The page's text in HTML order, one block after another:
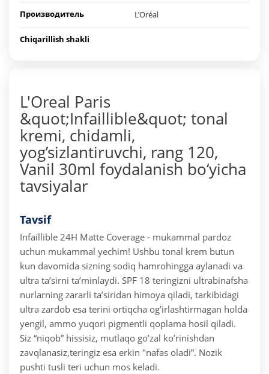
Производитель L’Oréal
Chiqarillish shakli
L'Oreal Paris
&quot;Infaillible&quot; tonal
kremi, chidamli,
yog’sizlantiruvchi, rang 120,
Vanil 30ml foydalanish bo‘yicha
tavsiyalar
Tavsif
Infaillible 24H Matte Coverage - mukammal pardoz
uchun mukammal yechim! Ushbu tonal krem butun
kun davomida sizning sodiq hamrohingga aylanadi va
ultra ta’sirni ta’minlaydi. SPF 18 teringizni ultrabinafsha
nurlarning zararli ta’siridan himoya qiladi, tarkibidagi
ultra zardob esa terini ortiqcha og’irlashtirmagan holda
yengil, ammo yuqori pigmentli qoplama hosil qiladi.
Siz “niqob” hissisiz, mutlaqo go’zal ko’rinishdan
zavqlanasiz,teringiz esa erkin "nafas oladi”. Nozik
pushti tusli teri uchun mos keladi.